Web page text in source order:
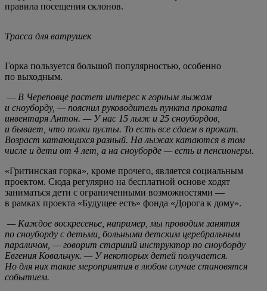
правила посещения склонов.
Трасса для ватрушек
Горка пользуется большой популярностью, особенно
по выходным.
— В Череповце растет интерес к горным лыжам
и сноуборду, — пояснил руководитель пункта проката
инвентаря Антон. — У нас 15 лыж и 25 сноубордов,
и бывает, что полки пусты. То есть все сдаем в прокат.
Возраст катающихся разный. На лыжах катаются в том
числе и дети от 4 лет, а на сноуборде — есть и пенсионеры.
«Гритинская горка», кроме прочего, является социальным
проектом. Сюда регулярно на бесплатной основе ходят
заниматься дети с ограниченными возможностями —
в рамках проекта «Будущее есть» фонда «Дорога к дому».
— Каждое воскресенье, например, мы проводим занятия
по сноуборду с детьми, больными детским церебральным
параличом, — говорит старший инструктор по сноуборду
Евгения Ковальчук. — У некоторых детей получается.
Но для них такие мероприятия в любом случае становятся
событием.